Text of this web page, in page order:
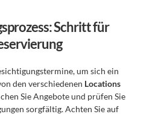
Schritt für
um sich ein
den verschiedenen Locations
Sie Angebote und prüfen Sie
sorgfältig. Achten Sie auf